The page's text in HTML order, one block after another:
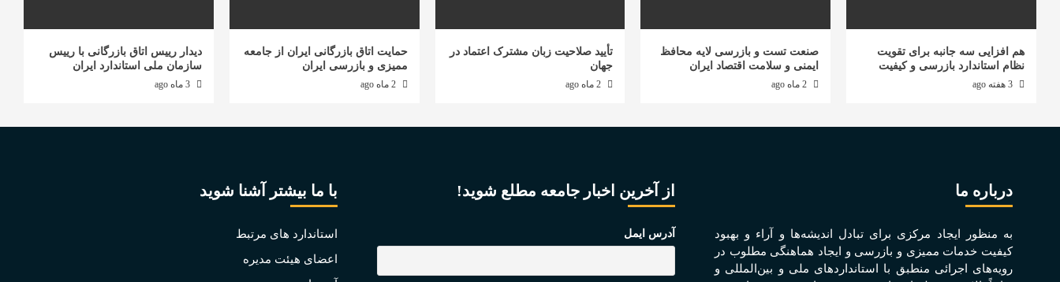
هم افزایی سه جانبه برای تقویت
نظام استاندارد بازرسی و کیفیت
صنعت تست و بازرسی لایه محافظ
ایمنی و سلامت اقتصاد ایران
تأیید صلاحیت زبان مشترک اعتماد در
جهان
حمایت اتاق بازرگانی ایران از جامعه
ممیزی و بازرسی ایران
2 ماه ago
دیدار رییس اتاق بازرگانی با رییس
سازمان ملی استاندارد ایران
3 ماه ago
درباره ما
به منظور ايجاد مرکزی برای تبادل انديشه‌ها و آراء و بهبود
کيفيت خدمات مميزی و بازرسی و ايجاد هماهنگی مطلوب در
رويه‌های اجرائی منطبق با استانداردهای ملی و بين‌المللی و
از آخرین اخبار جامعه مطلع شوید!
آدرس ایمل
با ما بیشتر آشنا شوید
استاندارد های مرتبط
اعضای هیئت مدیره